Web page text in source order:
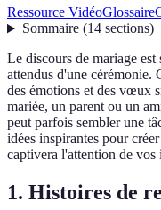
Ressource VidéoGlossaire
Sommaire(14 sections)
Le discours de mariage
attendus d'une cérémonie.
des émotions et des vœux
mariée, un parent ou un
peut parfois sembler une
idées inspirantes pour
captivera l'attention de vos
1. Histoires de